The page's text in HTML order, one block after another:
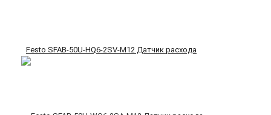
Festo SFAB-50U-HQ6-2SV-M12 Датчик расхода